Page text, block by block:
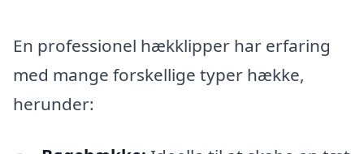
En professionel hækklipper har erfaring
med mange forskellige typer hække,
herunder: